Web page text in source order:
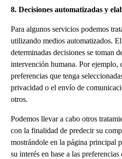
8. Decisiones automatizadas y
Para algunos servicios podemos
utilizando medios automatizados.
determinadas decisiones se toman
intervención humana. Por ejemplo,
preferencias que tenga
privacidad o el envío de
otros.
Podemos llevar a cabo otros
con la finalidad de predecir su
mostrándole en la página principal
su interés en base a las